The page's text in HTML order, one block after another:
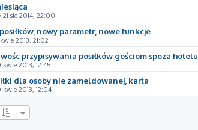
21 sie 2014, 22:00
nowy parametr, nowe funkcje
kwie 2013, 21:02
przypisywania posiłków gościom spoza hotelu
kwie 2013, 12:45
dla osoby nie zameldowanej, karta
kwie 2013, 12:04